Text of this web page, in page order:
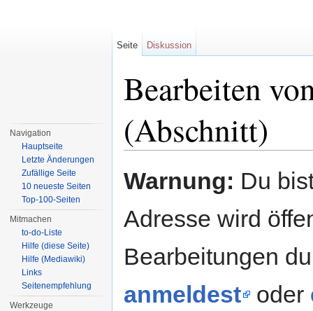
Bearbeiten
(Abschnitt)
Warnung: Du
Adresse wird
Bearbeitungen
anmeldest
oder
Seite Diskussion
Navigation
Hauptseite
Letzte Änderungen
Zufällige Seite
10 neueste Seiten
Top-100-Seiten
Mitmachen
to-do-Liste
Hilfe (diese Seite)
Hilfe (Mediawiki)
Links
Seitenempfehlung
Werkzeuge